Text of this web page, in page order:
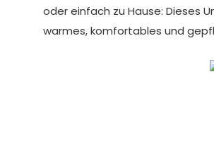
oder einfach zu Hause: Dieses
warmes, komfortables und